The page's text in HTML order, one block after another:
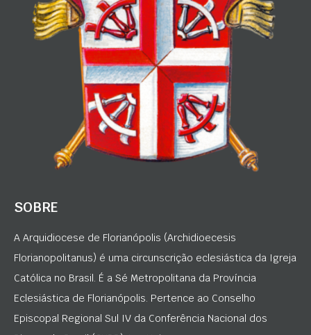
SOBRE
A Arquidiocese de Florianópolis (Archidioecesis
Florianopolitanus) é uma circunscrição eclesiástica da Igreja
Católica no Brasil. É a Sé Metropolitana da Província
Eclesiástica de Florianópolis. Pertence ao Conselho
Episcopal Regional Sul IV da Conferência Nacional dos